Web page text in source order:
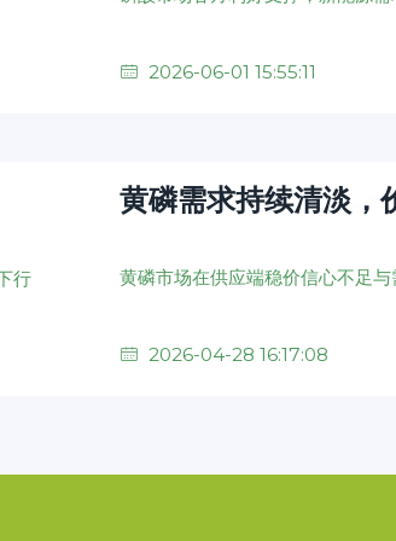
2026-06-01 15:55:11
黄磷需求持续清淡，
2026-04-28 16:17:08